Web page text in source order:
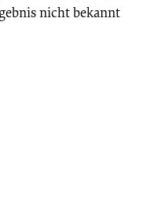
nicht bekannt